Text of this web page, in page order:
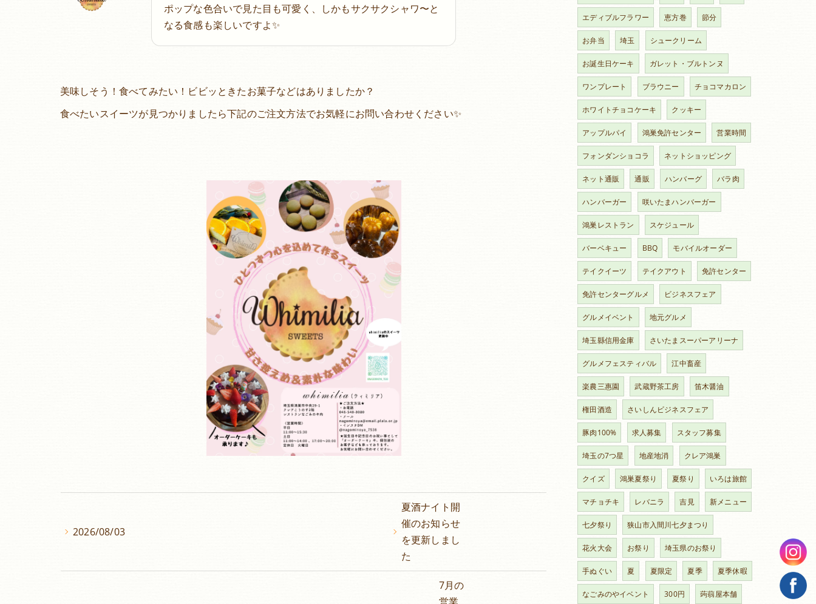
ポップな色合いで見た目も可愛く、しかもサクサクシャワ〜と
なる食感も楽しいですよ✨
美味しそう！食べてみたい！ビビッときたお菓子などはありましたか？
食べたいスイーツが見つかりましたら下記のご注文方法でお気軽にお問い合わせください✨
2026/08/03
夏酒ナイト開
催のお知らせ
を更新しまし
た
7月の
エディブルフラワー 恵方巻 節分
お弁当 埼玉 シュークリーム
お誕生日ケーキ ガレット・ブルトンヌ
ワンプレート ブラウニー チョコマカロン
ホワイトチョコケーキ クッキー
アップルパイ 鴻巣免許センター 営業時間
フォンダンショコラ ネットショッピング
ネット通販 通販 ハンバーグ バラ肉
ハンバーガー 咲いたまハンバーガー
鴻巣レストラン スケジュール
バーベキュー BBQ モバイルオーダー
テイクイーツ テイクアウト 免許センター
免許センターグルメ ビジネスフェア
グルメイベント 地元グルメ
埼玉縣信用金庫 さいたまスーパーアリーナ
グルメフェスティバル 江中畜産
楽農三惠園 武蔵野茶工房 笛木醤油
権田酒造 さいしんビジネスフェア
豚肉100% 求人募集 スタッフ募集
埼玉の7つ星 地産地消 クレア鴻巣
クイズ 鴻巣夏祭り 夏祭り いろは旅館
マチョチキ レバニラ 吉見 新メニュー
七夕祭り 狭山市入間川七夕まつり
花火大会 お祭り 埼玉県のお祭り
手ぬぐい 夏 夏限定 夏季 夏季休暇
なごみのやイベント 300円 蒟蒻屋本舗